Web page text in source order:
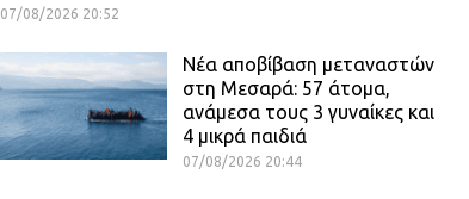
07/08/2026 20:52
Νέα αποβίβαση μεταναστών
στη Μεσαρά: 57 άτομα,
ανάμεσα τους 3 γυναίκες και
4 μικρά παιδιά
07/08/2026 20:44